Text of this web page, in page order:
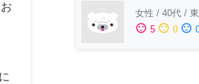
女性 / 40代 /
sentiment_satisfied 5 sentiment_neutral 0 sentiment_dissatisfied